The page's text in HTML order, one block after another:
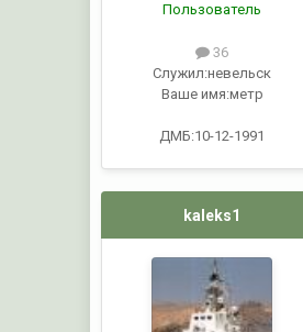
Пользователь
36
Служил:невельск
Ваше имя:метр
ДМБ:10-12-1991
kaleks1